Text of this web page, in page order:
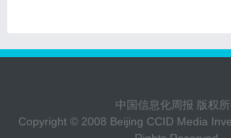
中国信息化周报 版权
Copyright © 2008 Beijing CCID Media